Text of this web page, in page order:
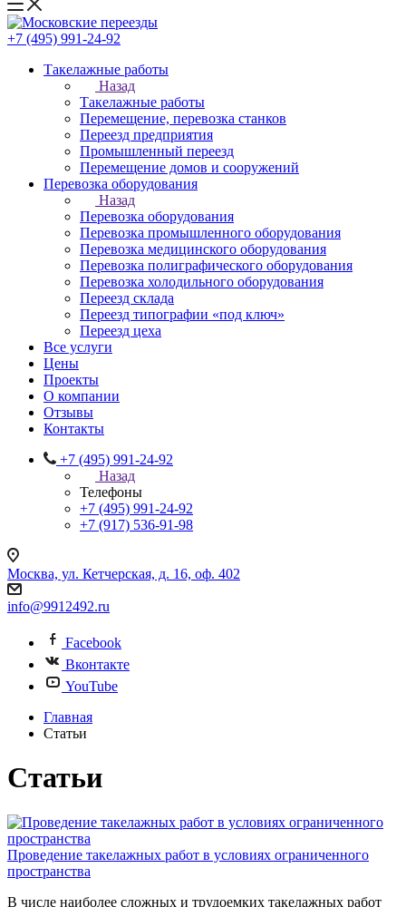
+7 (495) 991-24-92
Такелажные работы
Назад
Такелажные работы
Перемещение, перевозка станков
Переезд предприятия
Промышленный переезд
Перемещение домов и сооружений
Перевозка оборудования
Назад
Перевозка оборудования
Перевозка промышленного оборудования
Перевозка медицинского оборудования
Перевозка полиграфического оборудования
Перевозка холодильного оборудования
Переезд склада
Переезд типографии «под ключ»
Переезд цеха
Все услуги
Цены
Проекты
О компании
Отзывы
Контакты
+7 (495) 991-24-92
Назад
Телефоны
+7 (495) 991-24-92
+7 (917) 536-91-98
Москва, ул. Кетчерская, д. 16, оф. 402
info@9912492.ru
Facebook
Вконтакте
YouTube
Главная
Статьи
Статьи
Проведение такелажных работ в условиях ограниченного
пространства
В числе наиболее сложных и трудоемких такелажных работ